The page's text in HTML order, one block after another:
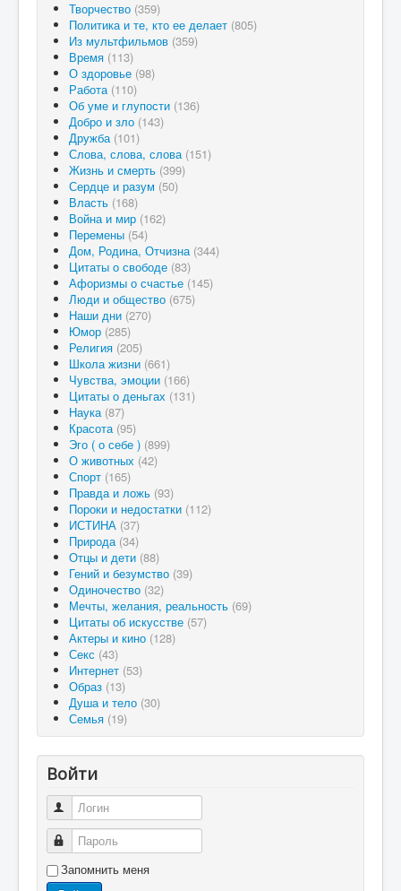
Творчество (359)
Политика и те, кто ее делает (805)
Из мультфильмов (359)
Время (113)
О здоровье (98)
Работа (110)
Об уме и глупости (136)
Добро и зло (143)
Дружба (101)
Слова, слова, слова (151)
Жизнь и смерть (399)
Сердце и разум (50)
Власть (168)
Война и мир (162)
Перемены (54)
Дом, Родина, Отчизна (344)
Цитаты о свободе (83)
Афоризмы о счастье (145)
Люди и общество (675)
Наши дни (270)
Юмор (285)
Религия (205)
Школа жизни (661)
Чувства, эмоции (166)
Цитаты о деньгах (131)
Наука (87)
Красота (95)
Эго ( о себе ) (899)
О животных (42)
Спорт (165)
Правда и ложь (93)
Пороки и недостатки (112)
ИСТИНА (37)
Природа (34)
Отцы и дети (88)
Гений и безумство (39)
Одиночество (32)
Мечты, желания, реальность (69)
Цитаты об искусстве (57)
Актеры и кино (128)
Секс (43)
Интернет (53)
Образ (13)
Душа и тело (30)
Семья (19)
Войти
Логин
Пароль
Запомнить меня